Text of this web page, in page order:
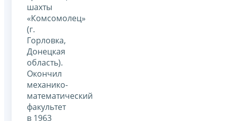
шахты
«Комсомолец»
(г.
Горловка,
Донецкая
область).
Окончил
механико-
математический
факультет
в 1963